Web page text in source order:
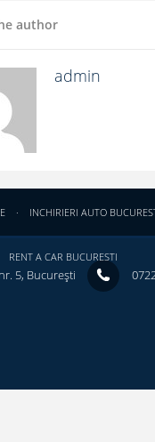
author
admin
INCHIRIERI AUTO
RENT A CAR BUCURESTI
5, București